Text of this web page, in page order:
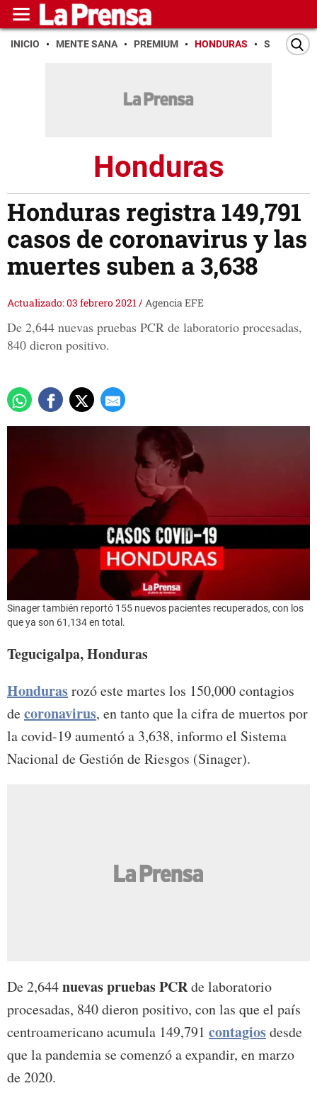
INICIO MENTE SANA PREMIUM HONDURAS SAN PEDRO
Honduras
Honduras registra 149,791
casos de coronavirus y las
muertes suben a 3,638
Actualizado: 03 febrero 2021/Agencia EFE
De 2,644 nuevas pruebas PCR de laboratorio procesadas,
840 dieron positivo.
Sinager también reportó 155 nuevos pacientes recuperados, con los
que ya son 61,134 en total.
Tegucigalpa, Honduras
Hondurasrozó este martes los 150,000 contagios
decoronavirus, en tanto que la cifra de muertos por
la covid-19 aumentó a 3,638, informo el Sistema
Nacional de Gestión de Riesgos (Sinager).
De 2,644nuevas pruebas PCRde laboratorio
procesadas, 840 dieron positivo, con las que el país
centroamericano acumula 149,791 contagiosdesde
que la pandemia se comenzó a expandir, en marzo
de 2020.